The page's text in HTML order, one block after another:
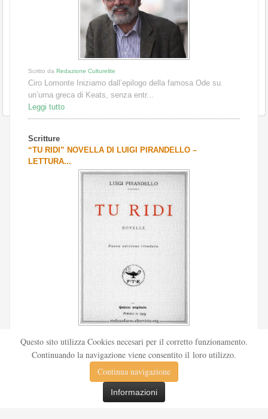
Scritto da Redazione Culturelite
Ciro Lomonte Iniziamo dall’epilogo della famosa Ode su
un’urna greca di Keats, senza entr...
Leggi tutto
Scritture
“TU RIDI” NOVELLA DI LUIGI PIRANDELLO –
LETTURA...
Pubblicata nel 1912 sul «Corriere della sera», la novella Tu
ridi fu successivamente inserita nella ...
Questo sito utilizza Cookies necesari per il corretto funzionamento.
Continuando la navigazione viene consentito il loro utilizzo.
Continua navigazione
Informazioni